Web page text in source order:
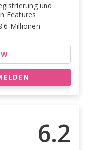
und
Features
Millionen
6.2